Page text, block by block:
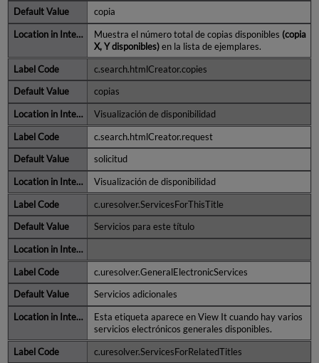
copia
Muestra el número total de copias disponibles (copia
X, Y disponibles) en la lista de ejemplares.
c.search.htmlCreator.copies
copias
Visualización de disponibilidad
c.search.htmlCreator.request
solicitud
Visualización de disponibilidad
c.uresolver.ServicesForThisTitle
Servicios para este título
c.uresolver.GeneralElectronicServices
Servicios adicionales
Esta etiqueta aparece en View It cuando hay varios
servicios electrónicos generales disponibles.
c.uresolver.ServicesForRelatedTitles